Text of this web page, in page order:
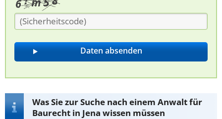
Was Sie zur Suche nach einem Anwalt für
Baurecht in Jena wissen müssen